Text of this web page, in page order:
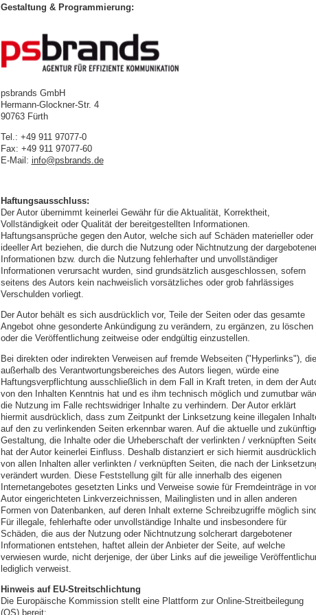
Gestaltung & Programmierung:
psbrands GmbH
Hermann-Glockner-Str. 4
90763 Fürth
Tel.: +49 911 97077-0
Fax: +49 911 97077-60
E-Mail: info@psbrands de
Haftungsausschluss:
Der Autor übernimmt keinerlei Gewähr für die Aktualität, Korrektheit,
Vollständigkeit oder Qualität der bereitgestellten Informationen.
Haftungsansprüche gegen den Autor, welche sich auf Schäden materieller oder
ideeller Art beziehen, die durch die Nutzung oder Nichtnutzung der
Informationen bzw. durch die Nutzung fehlerhafter und unvollständiger
Informationen verursacht wurden, sind grundsätzlich ausgeschlossen, sofern
seitens des Autors kein nachweislich vorsätzliches oder grob fahrlässiges
Verschulden vorliegt.
Der Autor behält es sich ausdrücklich vor, Teile der Seiten oder das gesamte
Angebot ohne gesonderte Ankündigung zu verändern, zu ergänzen, zu löschen
oder die Veröffentlichung zeitweise oder endgültig einzustellen.
Bei direkten oder indirekten Verweisen auf fremde Webseiten ("Hyperlinks"), die
außerhalb des Verantwortungsbereiches des Autors liegen, würde eine
Haftungsverpflichtung ausschließlich in dem Fall in Kraft treten, in dem der
von den Inhalten Kenntnis hat und es ihm technisch möglich und zumutbar
die Nutzung im Falle rechtswidriger Inhalte zu verhindern. Der Autor erklärt
hiermit ausdrücklich, dass zum Zeitpunkt der Linksetzung keine illegalen
auf den zu verlinkenden Seiten erkennbar waren. Auf die aktuelle und
Gestaltung, die Inhalte oder die Urheberschaft der verlinkten / verknüpften
hat der Autor keinerlei Einfluss. Deshalb distanziert er sich hiermit ausdrücklich
von allen Inhalten aller verlinkten / verknüpften Seiten, die nach der
verändert wurden. Diese Feststellung gilt für alle innerhalb des eigenen
Internetangebotes gesetzten Links und Verweise sowie für Fremdeinträge in
Autor eingerichteten Linkverzeichnissen, Mailinglisten und in allen anderen
Formen von Datenbanken, auf deren Inhalt externe Schreibzugriffe möglich
Für illegale, fehlerhafte oder unvollständige Inhalte und insbesondere für
Schäden, die aus der Nutzung oder Nichtnutzung solcherart dargebotener
Informationen entstehen, haftet allein der Anbieter der Seite, auf welche
verwiesen wurde, nicht derjenige, der über Links auf die jeweilige
lediglich verweist.
Hinweis auf EU-Streitschlichtung
Die Europäische Kommission stellt eine Plattform zur Online-Streitbeilegung
(OS) bereit: